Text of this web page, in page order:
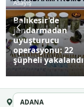
Asayiş
Balıkesir'de
jandarmadan
uyuşturucu
operasyonu: 22
şüpheli yakalandı